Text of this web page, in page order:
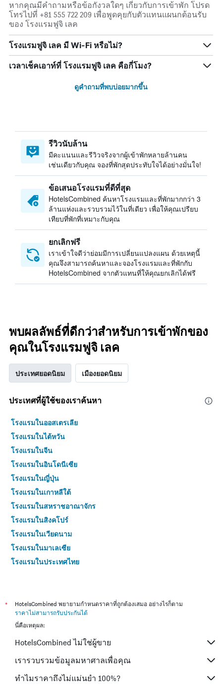
หากคุณมีคำถามหรือข้อกังวลใดๆ เกี่ยวกับการเข้าพัก โปรด
โทรไปที่ +81 555 722 209 เพื่อพูดคุยกับตัวแทนแผนกต้อนรับ
ของ โรงแรมฟูจิ เลค
โรงแรมฟูจิ เลค มี Wi-Fi หรือไม่?
เวลาเช็คเอาท์ที่ โรงแรมฟูจิ เลค คือกี่โมง?
ดูคำถามที่พบบ่อยมากขึ้น
รีวิวนับล้าน
มีคะแนนและรีวิวจริงจากผู้เข้าพักหลายล้านคน
เช่นเดียวกับคุณ จองที่พักสุดประทับใจได้อย่างมั่นใจ!
ข้อเสนอโรงแรมที่ดีที่สุด
HotelsCombined ค้นหาโรงแรมและที่พักมากกว่า 3
ล้านแห่งและรวบรวมไว้ในที่เดียว เพื่อให้คุณเปรียบ
เทียบที่พักที่เหมาะกับคุณ
ยกเลิกฟรี
เราเข้าใจดีว่าย่อมมีการเปลี่ยนแปลงแผน ด้วยเหตุนี้
คุณจึงสามารถค้นหาและจองโรงแรมและที่พักกับ
HotelsCombined จากตัวแทนที่ให้คุณยกเลิกได้ฟรี
พบผลลัพธ์ที่ดีกว่าสำหรับการเข้าพักของ
คุณในโรงแรมฟูจิ เลค
ประเทศยอดนิยม เมืองยอดนิยม
ประเทศที่ผู้ใช้ของเราค้นหา
โรงแรมในออสเตรเลีย
โรงแรมในไต้หวัน
โรงแรมในจีน
โรงแรมในอินโดนีเซีย
โรงแรมในญี่ปุ่น
โรงแรมในเกาหลีใต้
โรงแรมในสหราชอาณาจักร
โรงแรมในสิงคโปร์
โรงแรมในเวียดนาม
โรงแรมในมาเลเซีย
โรงแรมในประเทศไทย
*
HotelsCombined พยายามกำหนดราคาที่ถูกต้องเสมอ อย่างไรก็ตาม
ราคาไม่สามารถรับประกันได้
นี่คือเหตุผล:
HotelsCombined ไม่ใช่ผู้ขาย
เรารวบรวมข้อมูลมหาศาลเพื่อคุณ
ทำไมราคาถึงไม่แม่นยำ 100%?